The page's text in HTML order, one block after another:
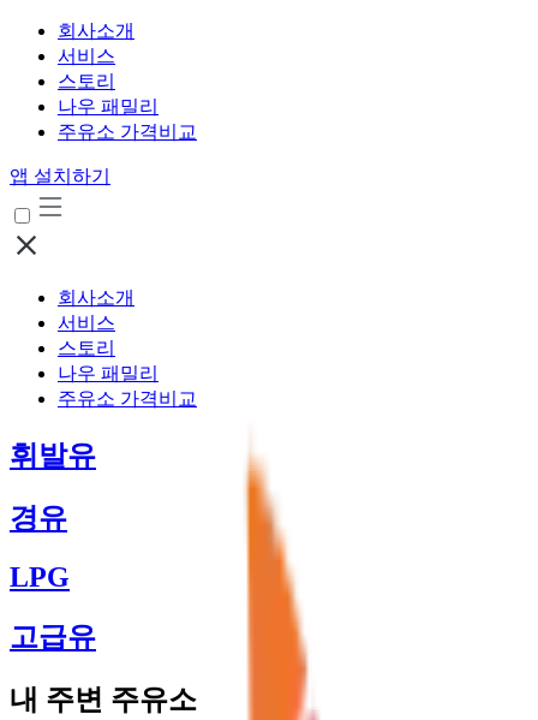
회사소개
서비스
스토리
나우 패밀리
주유소 가격비교
앱 설치하기
회사소개
서비스
스토리
나우 패밀리
주유소 가격비교
휘발유
경유
LPG
고급유
내 주변 주유소